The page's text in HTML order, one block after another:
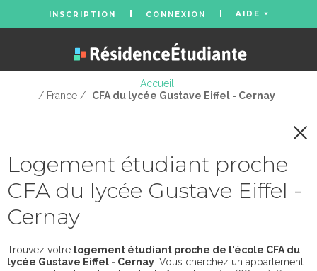
INSCRIPTION CONNEXION AIDE
Accueil
/ France /
CFA du lycée Gustave Eiffel - Cernay
Logement étudiant proche
CFA du lycée Gustave Eiffel -
Cernay
Trouvez votre logement étudiant proche de l'école CFA du
lycée Gustave Eiffel - Cernay . Vous cherchez un appartement